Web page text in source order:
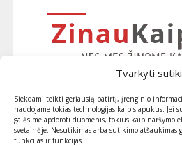
Tvarkyti
Siekdami teikti geriausią patirtį, įrenginio
naudojame tokias technologijas kaip slapukus. Jei
galėsime apdoroti duomenis, tokius kaip naršymo
svetainėje. Nesutikimas arba sutikimo atšaukimas
funkcijas ir funkcijas.